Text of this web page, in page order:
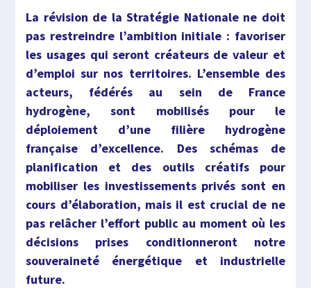
La révision de la Stratégie Nationale ne doit
pas restreindre l’ambition initiale : favoriser
les usages qui seront créateurs de valeur et
d’emploi sur nos territoires. L’ensemble des
acteurs, fédérés au sein de France
hydrogène, sont mobilisés pour le
déploiement d’une filière hydrogène
française d’excellence. Des schémas de
planification et des outils créatifs pour
mobiliser les investissements privés sont en
cours d’élaboration, mais il est crucial de ne
pas relâcher l’effort public au moment où les
décisions prises conditionneront notre
souveraineté énergétique et industrielle
future.